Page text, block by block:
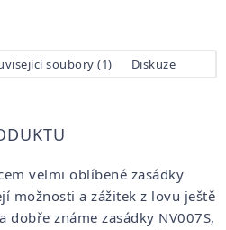
soubory (1) Diskuze
velmi oblíbené zasádky
možnosti a zážitek z lovu ještě
dobře známe zasádky NV007S,